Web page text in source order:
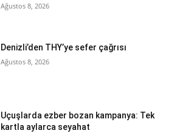
Ağustos 8, 2026
Denizli’den THY’ye sefer çağrısı
Ağustos 8, 2026
Uçuşlarda ezber bozan kampanya: Tek
kartla aylarca seyahat